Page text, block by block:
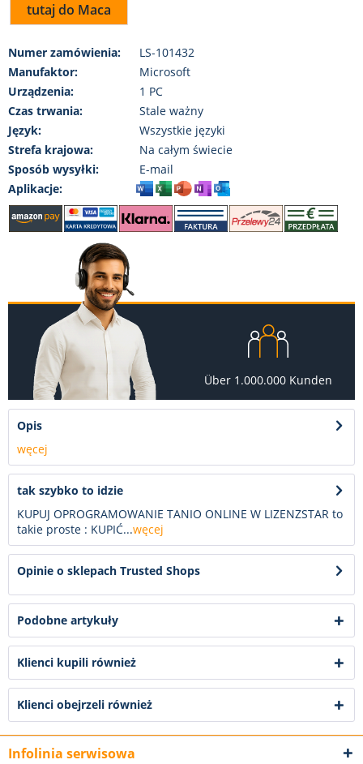
tutaj do Maca
Numer zamówienia:
LS-101432
Manufaktor:
Microsoft
Urządzenia:
1 PC
Czas trwania:
Stale ważny
Język:
Wszystkie języki
Strefa krajowa:
Na całym świecie
Sposób wysyłki:
E-mail
Aplikacje:
Über 1.000.000 Kunden
Opis
węcej
tak szybko to idzie
KUPUJ OPROGRAMOWANIE TANIO ONLINE W LIZENZSTAR to
takie proste : KUPIĆ...węcej
Opinie o sklepach Trusted Shops
Podobne artykuły
Klienci kupili również
Klienci obejrzeli również
Infolinia serwisowa